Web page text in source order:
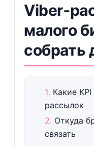
малого
собрать
Какие
рассылок
Откуда
связать